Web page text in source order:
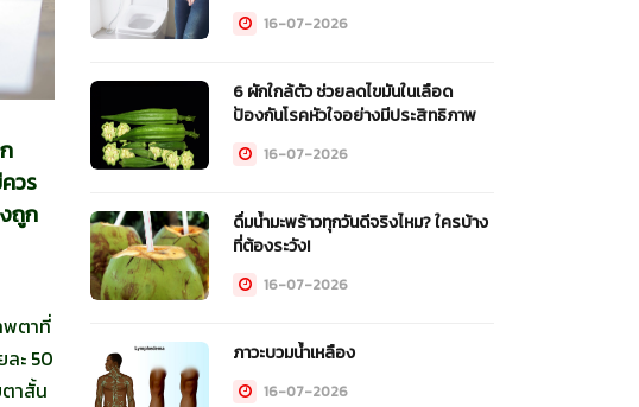
วร
ถูก
พตาที่
ละ 50
าสั้น
16-07-2026
6 ผักใกล้ตัว ช่วยลดไขมันในเลือด
ป้องกันโรคหัวใจอย่างมีประสิทธิภาพ
16-07-2026
ดื่มน้ำมะพร้าวทุกวันดีจริงไหม? ใครบ้าง
ที่ต้องระวัง!
16-07-2026
ภาวะบวมน้ำเหลือง
16-07-2026